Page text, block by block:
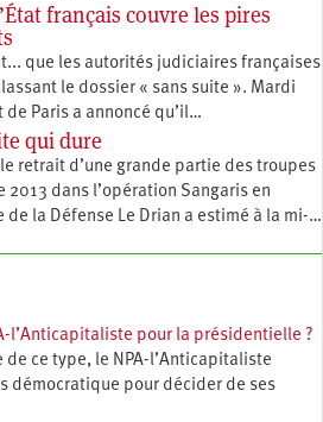
français couvre les pires
que les autorités judiciaires françaises
le dossier « sans suite ». Mardi
Paris a annoncé qu’il…
qui dure
retrait d’une grande partie des troupes
dans l’opération Sangaris en
de la Défense Le Drian a estimé à la mi-…
l’Anticapitaliste pour la présidentielle ?
de ce type, le NPA-l’Anticapitaliste
démocratique pour décider de ses